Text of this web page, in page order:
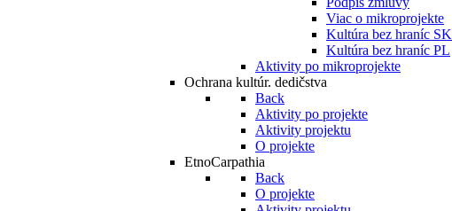
Viac o mikroprojekte
Kultúra bez hraníc SK
Kultúra bez hraníc PL
Aktivity po mikroprojekte
Ochrana kultúr. dedičstva
Back
Aktivity po projekte
Aktivity projektu
O projekte
EtnoCarpathia
Back
O projekte